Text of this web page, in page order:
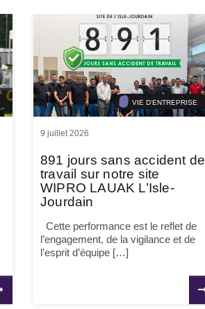
VIE D'ENTREPRISE
9 juillet 2026
891 jours sans accident de
travail sur notre site
WIPRO LAUAK L’Isle-
Jourdain
Cette performance est le reflet de
l’engagement, de la vigilance et de
l’esprit d’équipe […]